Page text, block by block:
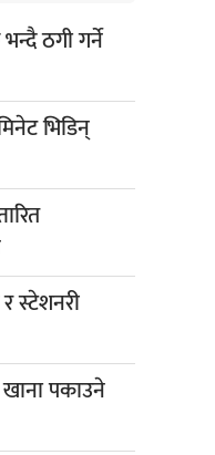
भन्दै ठगी गर्ने
भिडिन्
स्टेशनरी
पकाउने